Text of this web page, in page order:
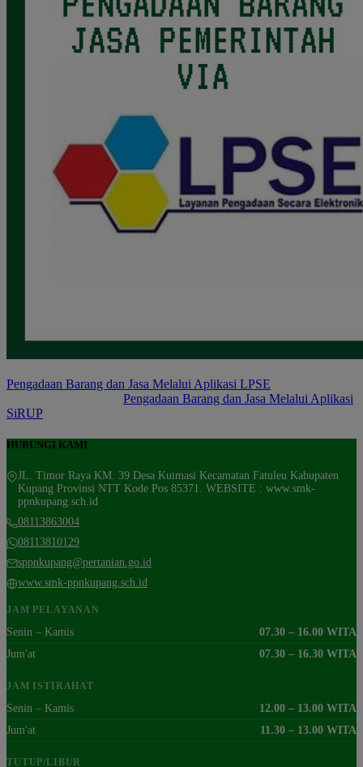
Pengadaan Barang dan Jasa Melalui Aplikasi LPSE
Pengadaan Barang dan Jasa Melalui Aplikasi
SiRUP
HUBUNGI KAMI
JL. Timor Raya KM. 39 Desa Kuimasi Kecamatan Fatuleu Kabupaten
Kupang Provinsi NTT Kode Pos 85371. WEBSITE : www.smk-
ppnkupang.sch.id
08113863004
08113810129
sppnkupang@pertanian.go.id
www.smk-ppnkupang.sch.id
JAM PELAYANAN
Senin – Kamis
07.30 – 16.00 WITA
Jum'at
07.30 – 16.30 WITA
JAM ISTIRAHAT
Senin – Kamis
12.00 – 13.00 WITA
Jum'at
11.30 – 13.00 WITA
TUTUP/LIBUR